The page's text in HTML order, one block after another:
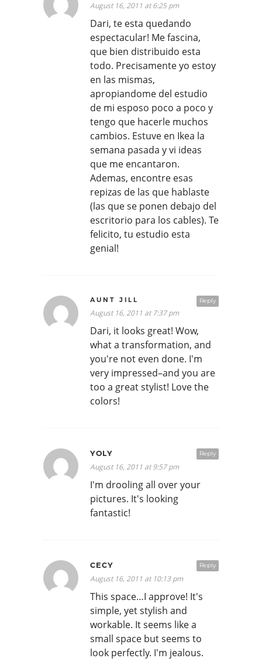
August 16, 2011 at 6:25 pm
Dari, te esta quedando
espectacular! Me fascina,
que bien distribuido esta
todo. Precisamente yo estoy
en las mismas,
apropiandome del estudio
de mi esposo poco a poco y
tengo que hacerle muchos
cambios. Estuve en Ikea la
semana pasada y vi ideas
que me encantaron.
Ademas, encontre esas
repizas de las que hablaste
(las que se ponen debajo del
escritorio para los cables). Te
felicito, tu estudio esta
genial!
Reply
AUNT JILL
August 16, 2011 at 7:37 pm
Dari, it looks great! Wow,
what a transformation, and
you're not even done. I'm
very impressed–and you are
too a great stylist! Love the
colors!
Reply
YOLY
August 16, 2011 at 9:57 pm
I'm drooling all over your
pictures. It's looking
fantastic!
Reply
CECY
August 16, 2011 at 10:13 pm
This space…I approve! It's
simple, yet stylish and
workable. It seems like a
small space but seems to
look perfectly. I'm jealous.